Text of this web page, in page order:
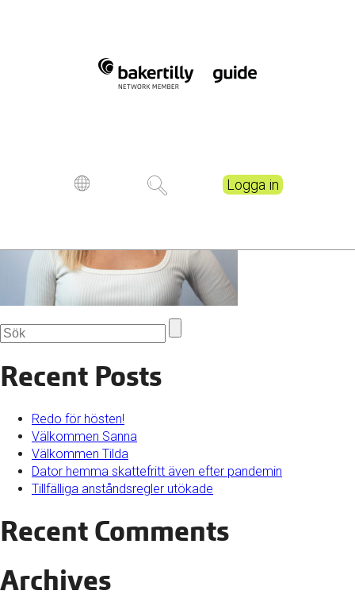
Logga in
Recent Posts
Redo för hösten!
Välkommen Sanna
Välkommen Tilda
Dator hemma skattefritt även efter pandemin
Tillfälliga anståndsregler utökade
Recent Comments
Archives